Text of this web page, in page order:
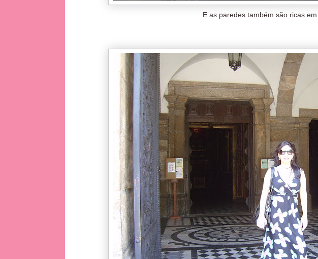
E as paredes também são ricas em